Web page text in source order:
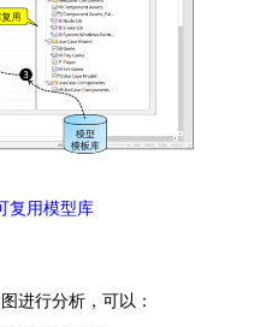
复用模型库
进行分析，可以：